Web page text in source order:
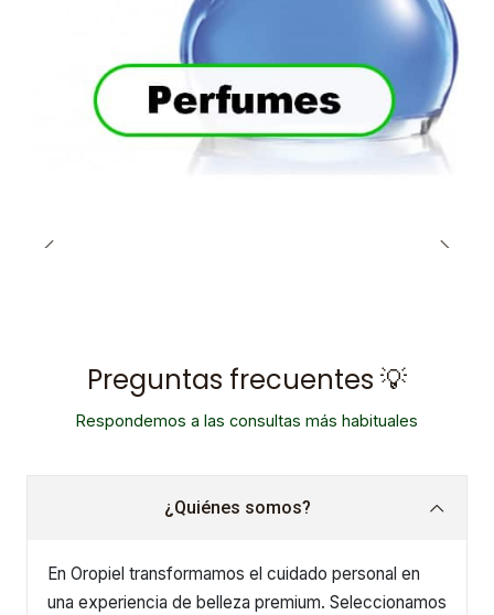
Preguntas frecuentes 💡
Respondemos a las consultas más habituales
¿Quiénes somos?
En Oropiel transformamos el cuidado personal en
una experiencia de belleza premium. Seleccionamos